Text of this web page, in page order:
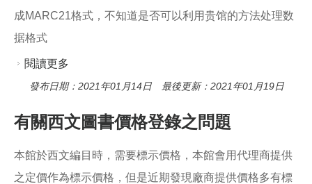
成MARC21格式，不知道是否可以利用贵馆的方法处理数
据格式
閱讀更多
系统
發布日期：2021年01月14日 最後更新：2021年01月19日
有關西文圖書價格登錄之問題
本館於西文編目時，需要標示價格，本館會用代理商提供
之定價作為標示價格，但是近期發現廠商提供價格多有標